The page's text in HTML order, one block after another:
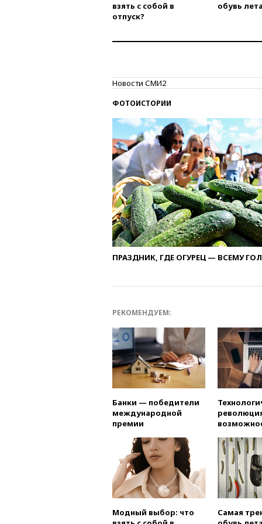
взять с собой в
отпуск?
обувь
Новости СМИ2
ФОТОИСТОРИИ
ПРАЗДНИК, ГДЕ ОГУРЕЦ — ВСЕМУ
РЕКОМЕНДУЕМ:
Банки — победители
международной
премии
Модный выбор: что
Самая